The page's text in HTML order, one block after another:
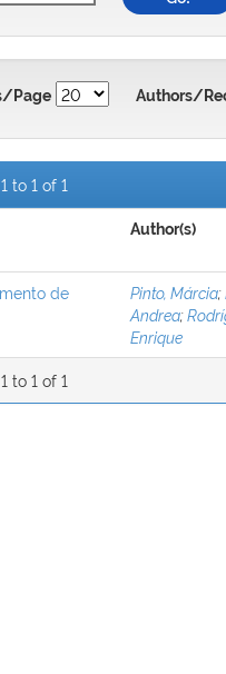
Page Authors/
to 1 of 1
Author(s)
de
Pinto, Márcia;
Andrea;
Enrique
to 1 of 1